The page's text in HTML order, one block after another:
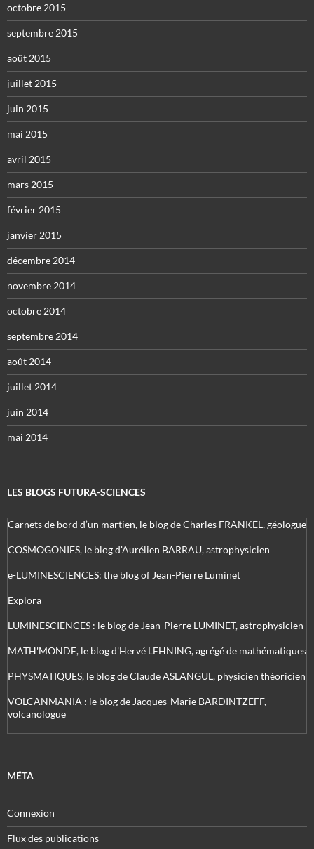
octobre 2015
septembre 2015
août 2015
juillet 2015
juin 2015
mai 2015
avril 2015
mars 2015
février 2015
janvier 2015
décembre 2014
novembre 2014
octobre 2014
septembre 2014
août 2014
juillet 2014
juin 2014
mai 2014
LES BLOGS FUTURA-SCIENCES
Carnets de bord d’un martien, le blog de Charles FRANKEL, géologue
COSMOGONIES, le blog d'Aurélien BARRAU, astrophysicien
e-LUMINESCIENCES: the blog of Jean-Pierre Luminet
Explora
LUMINESCIENCES : le blog de Jean-Pierre LUMINET, astrophysicien
MATH'MONDE, le blog d'Hervé LEHNING, agrégé de mathématiques
PHYSMATIQUES, le blog de Claude ASLANGUL, physicien théoricien
VOLCANMANIA : le blog de Jacques-Marie BARDINTZEFF,
volcanologue
MÉTA
Connexion
Flux des publications